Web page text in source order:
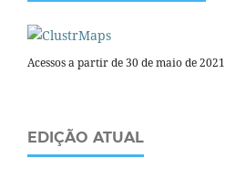
Acessos a partir de 30 de maio de 2021
EDIÇÃO ATUAL